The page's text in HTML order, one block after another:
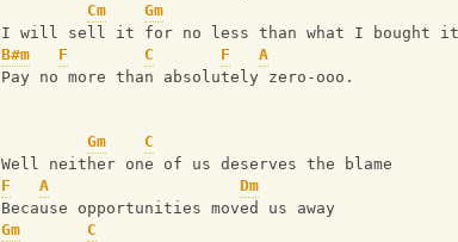
Cm
Gm
I will sell it for no less than what I bought
B#m
F C F
A
Pay no more than absolutely zero-ooo.
Gm
C
Well neither one of us deserves the blame
F
A
Dm
Because opportunities moved us away
Gm
C